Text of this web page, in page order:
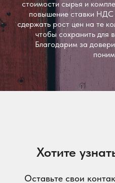
стоимости сырья и
повышение ставки
сдержать рост цен на те
чтобы сохранить для
Благодарим за
Хотите
Оставьте свои